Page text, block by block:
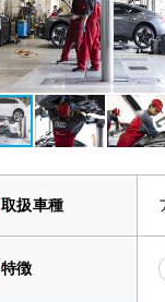
取扱車種
特徴